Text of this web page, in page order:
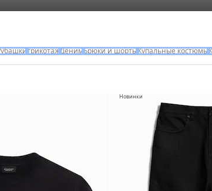
трикотаж Деним Брюки и шорты Купальные костюмы
Новинки